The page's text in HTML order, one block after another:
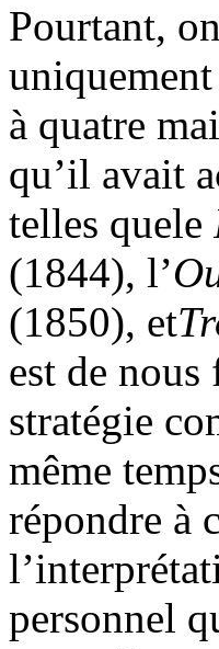
Pourtant,
à quatre
qu’il avait
telles quele
(1844), l’
(1850), et
est de nous
stratégie
même
répondre à
personnel